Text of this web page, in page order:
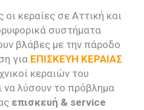
κεραίες σε Αττική και
συστήματα
βλάβες με την πάροδο
για ΕΠΙΣΚΕΥΗ ΚΕΡΑΙΑΣ
κεραιών του
να λύσουν το πρόβλημα
επισκευή & service